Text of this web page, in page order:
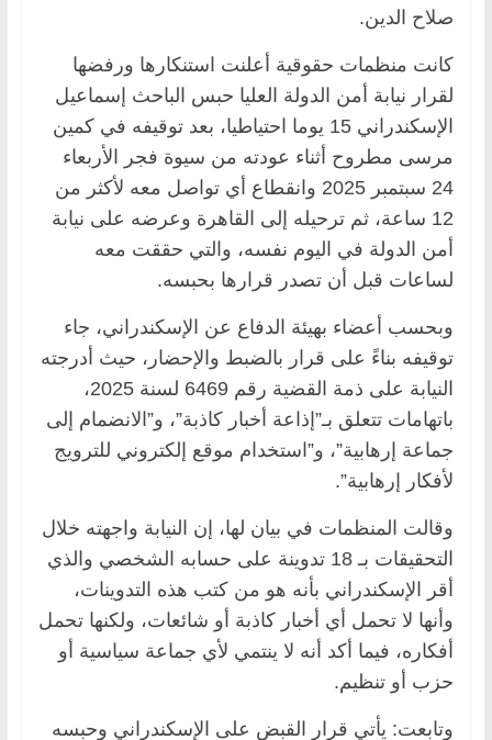
صلاح الدين.
كانت منظمات حقوقية أعلنت استنكارها ورفضها
لقرار نيابة أمن الدولة العليا حبس الباحث إسماعيل
الإسكندراني 15 يوما احتياطيا، بعد توقيفه في كمين
مرسى مطروح أثناء عودته من سيوة فجر الأربعاء
24 سبتمبر 2025 وانقطاع أي تواصل معه لأكثر من
12 ساعة، ثم ترحيله إلى القاهرة وعرضه على نيابة
أمن الدولة في اليوم نفسه، والتي حققت معه
لساعات قبل أن تصدر قرارها بحبسه.
وبحسب أعضاء بهيئة الدفاع عن الإسكندراني، جاء
توقيفه بناءً على قرار بالضبط والإحضار، حيث أدرجته
النيابة على ذمة القضية رقم 6469 لسنة 2025،
باتهامات تتعلق بـ”إذاعة أخبار كاذبة”، و”الانضمام إلى
جماعة إرهابية”، و”استخدام موقع إلكتروني للترويج
لأفكار إرهابية”.
وقالت المنظمات في بيان لها، إن النيابة واجهته خلال
التحقيقات بـ 18 تدوينة على حسابه الشخصي والذي
أقر الإسكندراني بأنه هو من كتب هذه التدوينات،
وأنها لا تحمل أي أخبار كاذبة أو شائعات، ولكنها تحمل
أفكاره، فيما أكد أنه لا ينتمي لأي جماعة سياسية أو
حزب أو تنظيم.
وتابعت: يأتي قرار القبض على الإسكندراني وحبسه